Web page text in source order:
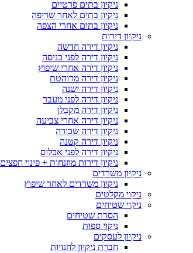
ניקיון בתים פרטיים
ניקיון בתים לאחר שריפה
ניקיון בתים אחרי הצפה
ניקיון דירות
ניקיון דירה חדשה
ניקיון דירה לפני כניסה
ניקיון דירה אחרי שיפוץ
ניקיון דירה מרוהטת
ניקיון דירה ישנה
ניקיון דירה לפני מעבר
ניקיון דירה מקבלן
ניקיון דירה אחרי צביעה
ניקיון דירה שכורה
ניקיון דירה קטנה
ניקיון דירה לפני אכלוס
ניקיון דירות מוזנחות + פינוי חפצים
ניקיון משרדים
ניקיון משרדים לאחר שיפוץ
ניקוי מקלטים
ניקוי שטיחים
הסרת שטיחים
ניקוי ספות
ניקיון לעסקים
חברת ניקיון לחנויות